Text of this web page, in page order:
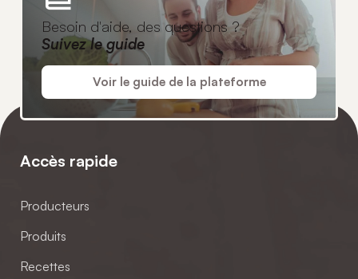
Besoin d'aide, des questions ?
Suivez le guide
Voir le guide de la plateforme
Accès rapide
Producteurs
Produits
Recettes